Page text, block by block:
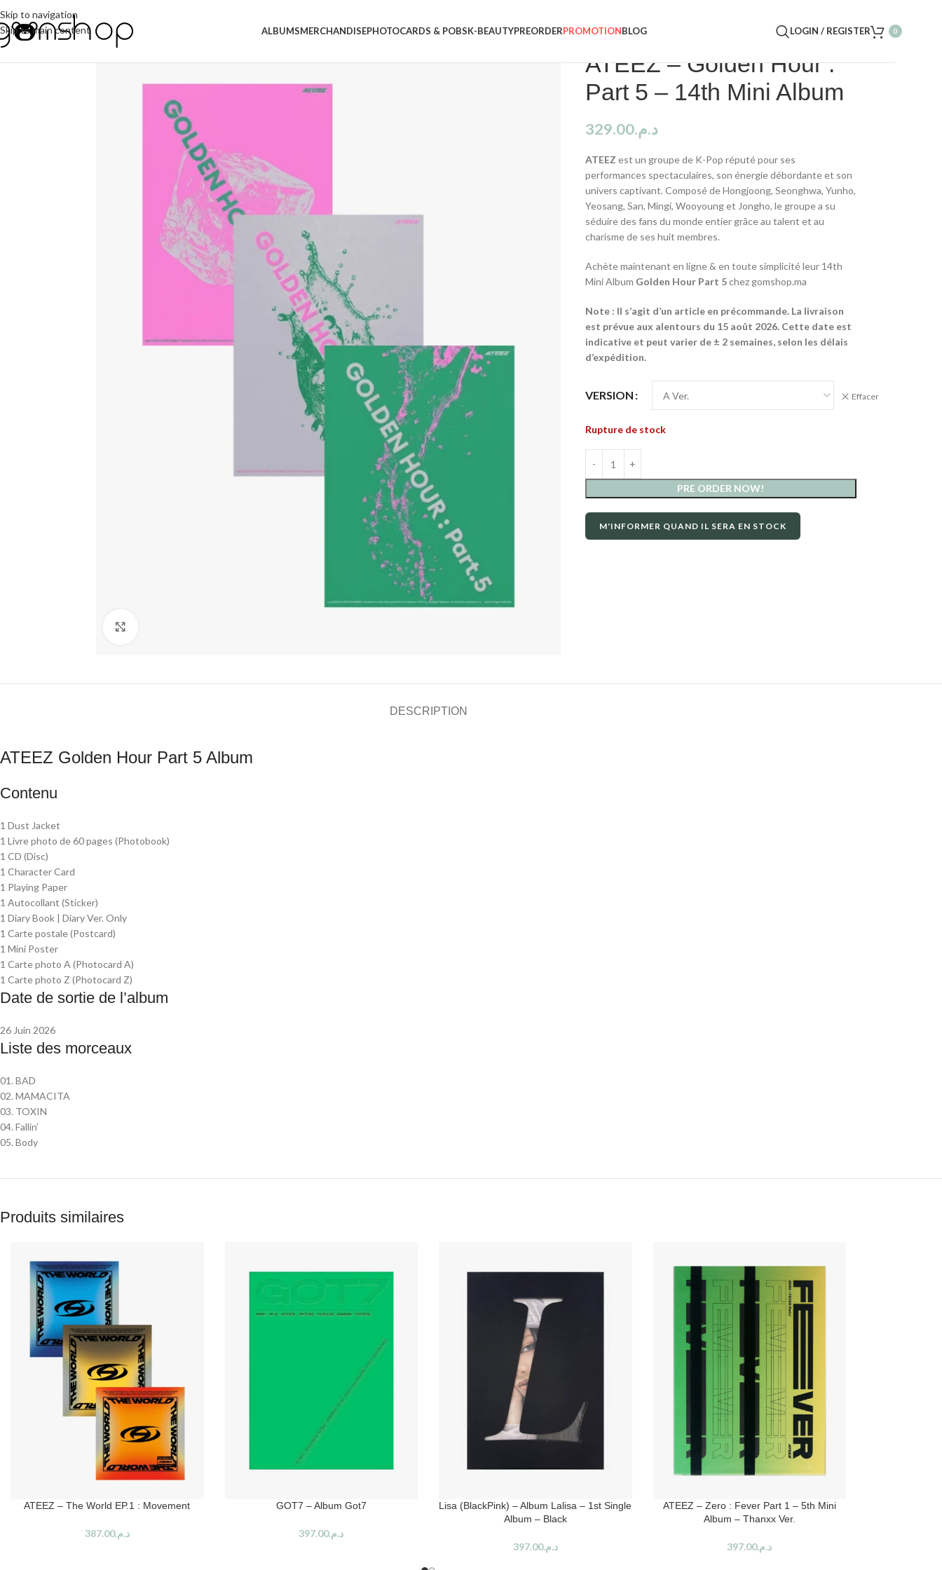
Skip to navigation
Skip to main content
ALBUMSMERCHANDISEPHOTOCARDS & POBSK-BEAUTYPREORDERPROMOTIONBLOG LOGIN / REGISTER 0
ATEEZ – Golden Hour :
Part 5 – 14th Mini Album
د.م.329.00
ATEEZ est un groupe de K-Pop réputé pour ses
performances spectaculaires, son énergie débordante et son
univers captivant. Composé de Hongjoong, Seonghwa, Yunho,
Yeosang, San, Mingi, Wooyoung et Jongho, le groupe a su
séduire des fans du monde entier grâce au talent et au
charisme de ses huit membres.
Achète maintenant en ligne & en toute simplicité leur 14th
Mini Album Golden Hour Part 5chez gomshop.ma
Note : Il s’agit d’un article en précommande. La livraison
est prévue aux alentours du 15 août 2026. Cette date est
indicative et peut varier de ± 2 semaines, selon les délais
d’expédition.
VERSION Effacer
Rupture de stock
PRE ORDER NOW!
M'INFORMER QUAND IL SERA EN STOCK
DESCRIPTION
ATEEZ Golden Hour Part 5 Album
Contenu
1 Dust Jacket
1 Livre photo de 60 pages (Photobook)
1 CD (Disc)
1 Character Card
1 Playing Paper
1 Autocollant (Sticker)
1 Diary Book | Diary Ver. Only
1 Carte postale (Postcard)
1 Mini Poster
1 Carte photo A (Photocard A)
1 Carte photo Z (Photocard Z)
Date de sortie de l’album
26 Juin 2026
Liste des morceaux
01. BAD
02. MAMACITA
03. TOXIN
04. Fallin’
05. Body
Produits similaires
ATEEZ – The World EP.1 : Movement
د.م.387.00
GOT7 – Album Got7
د.م.397.00
Lisa (BlackPink) – Album Lalisa – 1st Single
Album – Black
د.م.397.00
ATEEZ – Zero : Fever Part 1 – 5th Mini
Album – Thanxx Ver.
د.م.397.00